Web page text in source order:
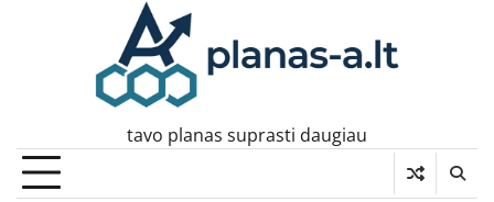
tavo planas suprasti daugiau